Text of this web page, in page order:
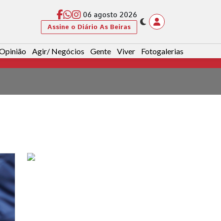
06 agosto 2026
Assine o Diário As Beiras
Agir/ Negócios Gente Viver Fotogalerias